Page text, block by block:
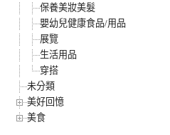
保養美妝美髮
嬰幼兒健康食品/用品
展覽
生活用品
穿搭
未分類
美好回憶
美食